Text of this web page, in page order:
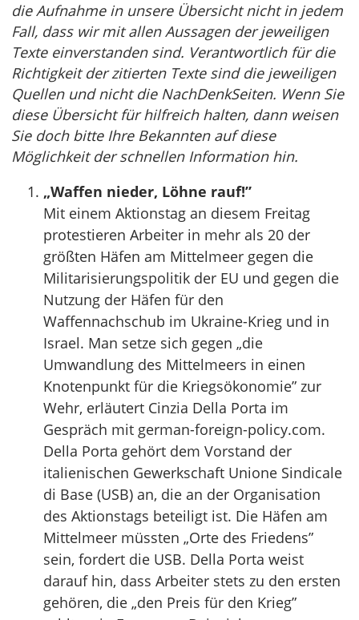
die Aufnahme in unsere Übersicht nicht in jedem
Fall, dass wir mit allen Aussagen der jeweiligen
Texte einverstanden sind. Verantwortlich für die
Richtigkeit der zitierten Texte sind die jeweiligen
Quellen und nicht die NachDenkSeiten. Wenn Sie
diese Übersicht für hilfreich halten, dann weisen
Sie doch bitte Ihre Bekannten auf diese
Möglichkeit der schnellen Information hin.
„Waffen nieder, Löhne rauf!”
Mit einem Aktionstag an diesem Freitag
protestieren Arbeiter in mehr als 20 der
größten Häfen am Mittelmeer gegen die
Militarisierungspolitik der EU und gegen die
Nutzung der Häfen für den
Waffennachschub im Ukraine-Krieg und in
Israel. Man setze sich gegen „die
Umwandlung des Mittelmeers in einen
Knotenpunkt für die Kriegsökonomie” zur
Wehr, erläutert Cinzia Della Porta im
Gespräch mit german-foreign-policy.com.
Della Porta gehört dem Vorstand der
italienischen Gewerkschaft Unione Sindicale
di Base (USB) an, die an der Organisation
des Aktionstags beteiligt ist. Die Häfen am
Mittelmeer müssten „Orte des Friedens”
sein, fordert die USB. Della Porta weist
darauf hin, dass Arbeiter stets zu den ersten
gehören, die „den Preis für den Krieg”